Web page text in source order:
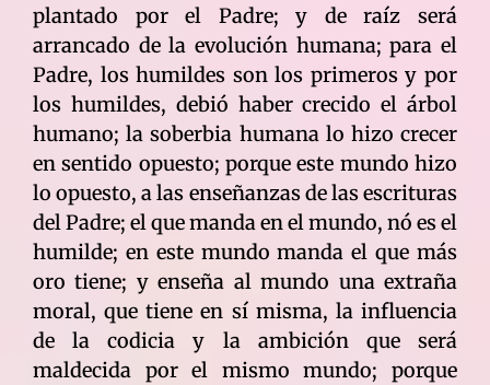
plantado por el Padre; y de raíz será
arrancado de la evolución humana; para el
Padre, los humildes son los primeros y por
los humildes, debió haber crecido el árbol
humano; la soberbia humana lo hizo crecer
en sentido opuesto; porque este mundo hizo
lo opuesto, a las enseñanzas de las escrituras
del Padre; el que manda en el mundo, nó es el
humilde; en este mundo manda el que más
oro tiene; y enseña al mundo una extraña
moral, que tiene en sí misma, la influencia
de la codicia y la ambición que será
maldecida por el mismo mundo; porque